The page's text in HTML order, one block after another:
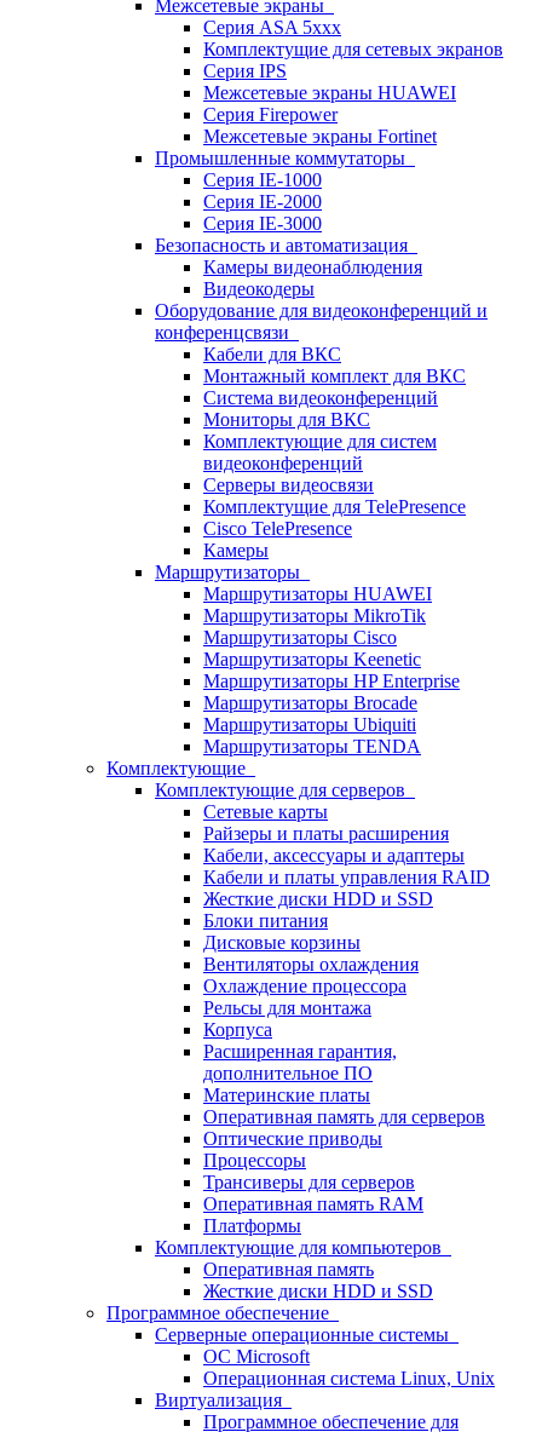
Межсетевые экраны
Серия ASA 5xxx
Комплектущие для сетевых экранов
Серия IPS
Межсетевые экраны HUAWEI
Серия Firepower
Межсетевые экраны Fortinet
Промышленные коммутаторы
Серия IE-1000
Серия IE-2000
Серия IE-3000
Безопасность и автоматизация
Камеры видеонаблюдения
Видеокодеры
Оборудование для видеоконференций и
конференцсвязи
Кабели для ВКС
Монтажный комплект для ВКС
Система видеоконференций
Мониторы для ВКС
Комплектующие для систем
видеоконференций
Серверы видеосвязи
Комплектущие для TelePresence
Cisco TelePresence
Камеры
Маршрутизаторы
Маршрутизаторы HUAWEI
Маршрутизаторы MikroTik
Маршрутизаторы Cisco
Маршрутизаторы Keenetic
Маршрутизаторы HP Enterprise
Маршрутизаторы Brocade
Маршрутизаторы Ubiquiti
Маршрутизаторы TENDA
Комплектующие
Комплектующие для серверов
Сетевые карты
Райзеры и платы расширения
Кабели, аксессуары и адаптеры
Кабели и платы управления RAID
Жесткие диски HDD и SSD
Блоки питания
Дисковые корзины
Вентиляторы охлаждения
Охлаждение процессора
Рельсы для монтажа
Корпуса
Расширенная гарантия,
дополнительное ПО
Материнские платы
Оперативная память для серверов
Оптические приводы
Процессоры
Трансиверы для серверов
Оперативная память RAM
Платформы
Комплектующие для компьютеров
Оперативная память
Жесткие диски HDD и SSD
Программное обеспечение
Серверные операционные системы
ОС Microsoft
Операционная система Linux, Unix
Виртуализация
Программное обеспечение для